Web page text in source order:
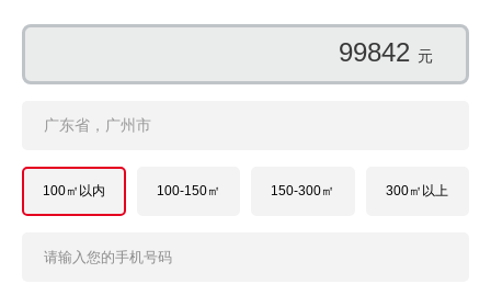
99842 元
广东省，广州市
100㎡以内 100-150㎡ 150-300㎡ 300㎡以上